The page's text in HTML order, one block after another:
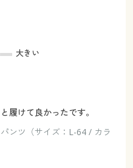
大きい
履けて良かったです。
ンツ（サイズ：L-64 / カラ